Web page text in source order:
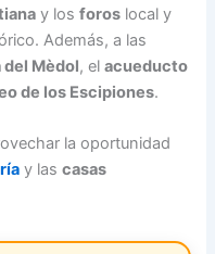
y losforos local y
Además, a las
del Mèdol, elacueducto
de los Escipiones.
la oportunidad
y lascasas